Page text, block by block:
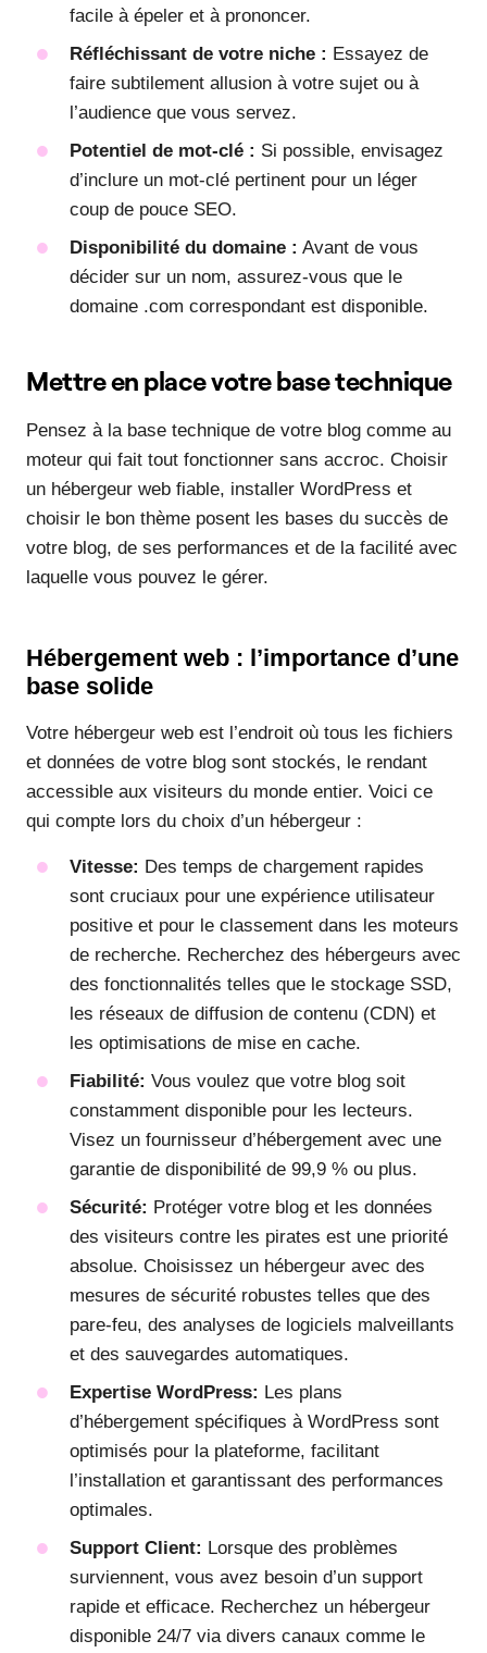
facile à épeler et à prononcer.
Réfléchissant de votre niche : Essayez de
faire subtilement allusion à votre sujet ou à
l’audience que vous servez.
Potentiel de mot-clé : Si possible, envisagez
d’inclure un mot-clé pertinent pour un léger
coup de pouce SEO.
Disponibilité du domaine : Avant de vous
décider sur un nom, assurez-vous que le
domaine .com correspondant est disponible.
Mettre en place votre base technique
Pensez à la base technique de votre blog comme au
moteur qui fait tout fonctionner sans accroc. Choisir
un hébergeur web fiable, installer WordPress et
choisir le bon thème posent les bases du succès de
votre blog, de ses performances et de la facilité avec
laquelle vous pouvez le gérer.
Hébergement web : l’importance d’une
base solide
Votre hébergeur web est l’endroit où tous les fichiers
et données de votre blog sont stockés, le rendant
accessible aux visiteurs du monde entier. Voici ce
qui compte lors du choix d’un hébergeur :
Vitesse: Des temps de chargement rapides
sont cruciaux pour une expérience utilisateur
positive et pour le classement dans les moteurs
de recherche. Recherchez des hébergeurs avec
des fonctionnalités telles que le stockage SSD,
les réseaux de diffusion de contenu (CDN) et
les optimisations de mise en cache.
Fiabilité: Vous voulez que votre blog soit
constamment disponible pour les lecteurs.
Visez un fournisseur d’hébergement avec une
garantie de disponibilité de 99,9 % ou plus.
Sécurité: Protéger votre blog et les données
des visiteurs contre les pirates est une priorité
absolue. Choisissez un hébergeur avec des
mesures de sécurité robustes telles que des
pare-feu, des analyses de logiciels malveillants
et des sauvegardes automatiques.
Expertise WordPress: Les plans
d’hébergement spécifiques à WordPress sont
optimisés pour la plateforme, facilitant
l’installation et garantissant des performances
optimales.
Support Client: Lorsque des problèmes
surviennent, vous avez besoin d’un support
rapide et efficace. Recherchez un hébergeur
disponible 24/7 via divers canaux comme le